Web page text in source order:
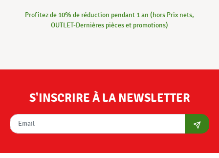
Profitez de 10% de réduction pendant 1 an (hors Prix nets,
OUTLET-Dernières pièces et promotions)
S'INSCRIRE À LA NEWSLETTER